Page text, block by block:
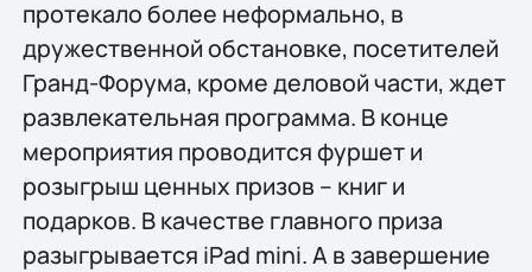
протекало более неформально, в
дружественной обстановке, посетителей
Гранд-Форума, кроме деловой части, ждет
развлекательная программа. В конце
мероприятия проводится фуршет и
розыгрыш ценных призов – книг и
подарков. В качестве главного приза
разыгрывается iPad mini. А в завершение